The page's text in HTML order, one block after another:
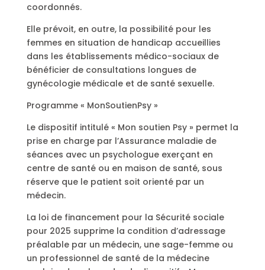
coordonnés.
Elle prévoit, en outre, la possibilité pour les
femmes en situation de handicap accueillies
dans les établissements médico-sociaux de
bénéficier de consultations longues de
gynécologie médicale et de santé sexuelle.
Programme « MonSoutienPsy »
Le dispositif intitulé « Mon soutien Psy » permet la
prise en charge par l’Assurance maladie de
séances avec un psychologue exerçant en
centre de santé ou en maison de santé, sous
réserve que le patient soit orienté par un
médecin.
La loi de financement pour la Sécurité sociale
pour 2025 supprime la condition d’adressage
préalable par un médecin, une sage-femme ou
un professionnel de santé de la médecine